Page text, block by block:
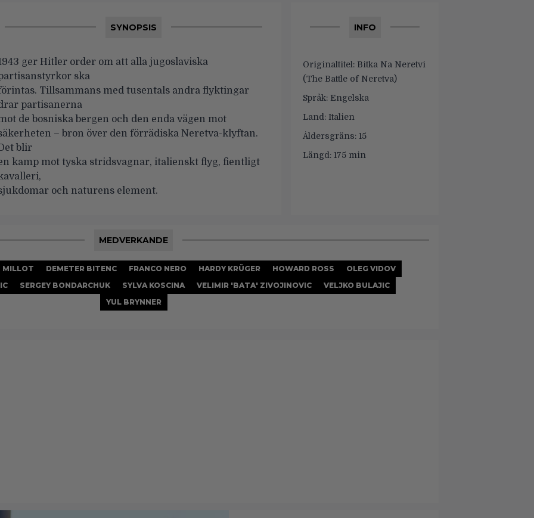
SYNOPSIS
ger Hitler order om att alla jugoslaviska
ska
Tillsammans med tusentals andra flyktingar
partisanerna
de bosniska bergen och den enda vägen mot
– bron över den förrädiska Neretva-klyftan.
blir
kamp mot tyska stridsvagnar, italienskt flyg, fientligt
och naturens element.
INFO
Originaltitel: Bitka Na Neretvi
(The Battle of Neretva)
Språk: Engelska
Land: Italien
Åldersgräns: 15
Längd: 175 min
MEDVERKANDE
MILLOT DEMETER BITENC FRANCO NERO HARDY KRÜGER HOWARD ROSS
OLEG VIDOV
SERGEY BONDARCHUK SYLVA KOSCINA VELIMIR 'BATA' ZIVOJINOVIC
VELJKO BULAJIC
YUL BRYNNER